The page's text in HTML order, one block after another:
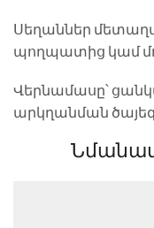
Սեղաններ
պողպատից կամ
Վերնամասը՝
արկղանման